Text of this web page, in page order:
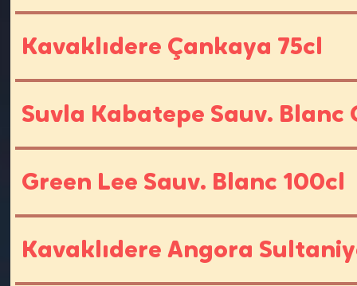
Kavaklıdere Çankaya 75cl
Suvla Kabatepe Sauv. Blanc
Green Lee Sauv. Blanc 100cl
Kavaklıdere Angora